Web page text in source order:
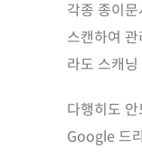
각종 종이
스캔하여
라도 스캐
다행히도
Google 드